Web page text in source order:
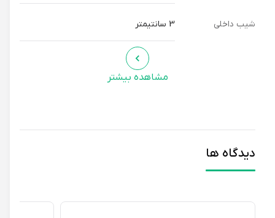
شیب داخلی
مشاهده بیشتر
دیدگاه ها